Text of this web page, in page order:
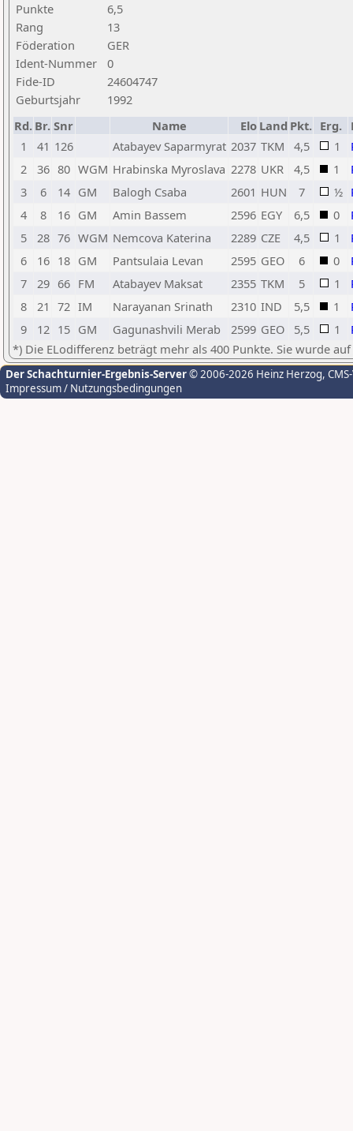
Punkte
6,5
Rang
13
Föderation
GER
Ident-Nummer
0
Fide-ID
24604747
Geburtsjahr
1992
Rd. Br. Snr Name Elo Land Pkt. Erg.
1
41 126 Atabayev Saparmyrat 2037 TKM 4,5 1
2
36 80 WGM Hrabinska Myroslava 2278 UKR 4,5 1
3
6 14 GM Balogh Csaba 2601 HUN 7 ½
4
8 16 GM Amin Bassem 2596 EGY 6,5 0
5
28 76 WGM Nemcova Katerina 2289 CZE 4,5 1
6
16 18 GM Pantsulaia Levan 2595 GEO 6 0
7
29 66 FM Atabayev Maksat 2355 TKM 5 1
8
21 72 IM Narayanan Srinath 2310 IND 5,5 1
9
12 15 GM Gagunashvili Merab 2599 GEO 5,5 1
*) Die ELodifferenz beträgt mehr als 400 Punkte. Sie wurde
Der Schachturnier-Ergebnis-Server© 2006-2026 Heinz Herzog,
Impressum / Nutzungsbedingungen